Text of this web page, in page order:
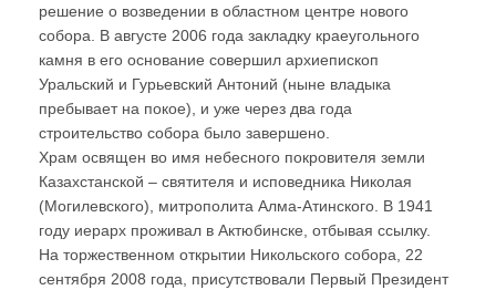
решение о возведении в областном центре нового
собора. В августе 2006 года закладку краеугольного
камня в его основание совершил архиепископ
Уральский и Гурьевский Антоний (ныне владыка
пребывает на покое), и уже через два года
строительство собора было завершено.
Храм освящен во имя небесного покровителя земли
Казахстанской – святителя и исповедника Николая
(Могилевского), митрополита Алма-Атинского. В 1941
году иерарх проживал в Актюбинске, отбывая ссылку.
На торжественном открытии Никольского собора, 22
сентября 2008 года, присутствовали Первый Президент